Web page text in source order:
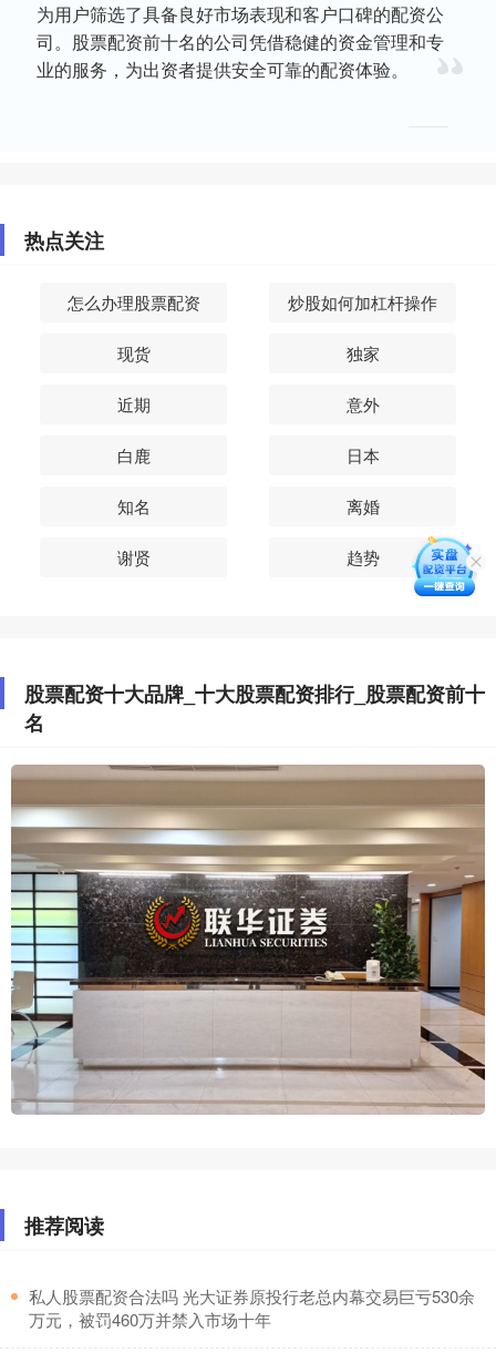
为用户筛选了具备良好市场表现和客户口碑的配资公
司。股票配资前十名的公司凭借稳健的资金管理和专
业的服务，为出资者提供安全可靠的配资体验。
热点关注
怎么办理股票配资 炒股如何加杠杆操作
现货 独家
近期 意外
白鹿 日本
知名 离婚
谢贤 趋势
股票配资十大品牌_十大股票配资排行_股票配资前十
名
推荐阅读
​私人股票配资合法吗 光大证券原投行老总内幕交易巨亏530余
万元，被罚460万并禁入市场十年